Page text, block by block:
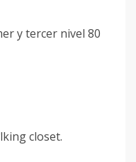
y tercer nivel 80
closet.